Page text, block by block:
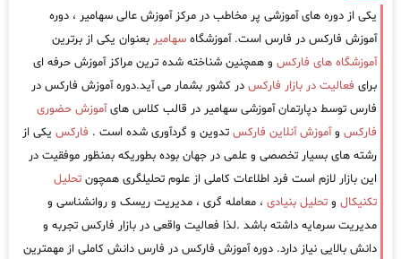
یکی از دوره های آموزشی پر مخاطب در مرکز آموزش عالی سهامیر ، دوره
آموزش فارکس در فارس است. آموزشگاه سهامیر بعنوان یکی از برترین
آموزشگاه های فارکس و همچنین شناخته شده ترین مراکز آموزش حرفه ای
برای فعالیت در بازار فارکس در کشور بشمار می آید.دوره آموزش فارکس در
فارس توسط دپارتمان آموزشی سهامیر در قالب کلاس هایآموزش حضوری
فارکس وآموزش آنلاین فارکس تدوین و گردآوری شده است . فارکس یکی از
رشته های بسیار تخصصی و علمی در جهان بوده بطوریکه بمنظور موفقیت در
این بازار لازم است فرد اطلاعات کاملی از علوم تحلیلگری همچون تحلیل
تکنیکال و تحلیل بنیادی ، معامله گری ، مدیریت ریسک و روانشناسی و
مدیریت سرمایه داشته باشد .لذا فعالیت واقعی در بازار فارکس تجربه و
دانش بالایی نیاز دارد. دوره آموزش فارکس در فارس دانش کاملی از مهمترین